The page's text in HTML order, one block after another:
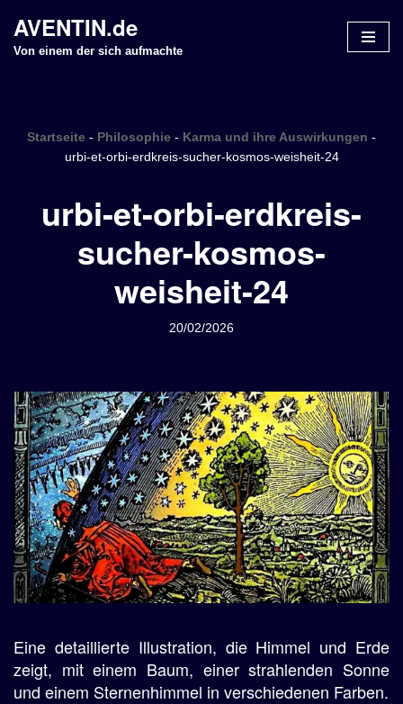
Z
n
AVENTIN.de
Von einem der sich aufmachte
Startseite - Philosophie - Karma und ihre Auswirkungen -
urbi-et-orbi-erdkreis-sucher-kosmos-weisheit-24
urbi-et-orbi-erdkreis-
sucher-kosmos-
weisheit-24
20/02/2026
Eine detaillierte Illustration, die Himmel und Erde
zeigt, mit einem Baum, einer strahlenden Sonne
und einem Sternenhimmel in verschiedenen Farben.